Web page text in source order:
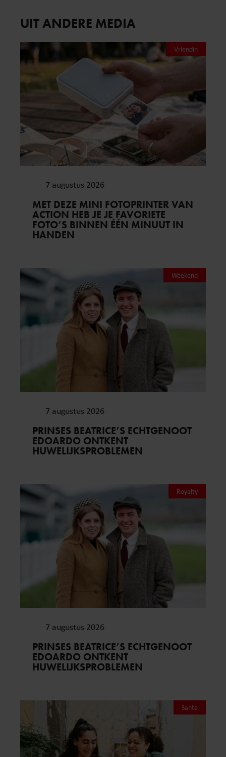
UIT ANDERE MEDIA
Vriendin
7 augustus 2026
MET DEZE MINI FOTOPRINTER VAN
ACTION HEB JE JE FAVORIETE
FOTO’S BINNEN ÉÉN MINUUT IN
HANDEN
Weekend
7 augustus 2026
PRINSES BEATRICE’S ECHTGENOOT
EDOARDO ONTKENT
HUWELIJKSPROBLEMEN
Royalty
7 augustus 2026
PRINSES BEATRICE’S ECHTGENOOT
EDOARDO ONTKENT
HUWELIJKSPROBLEMEN
Sante